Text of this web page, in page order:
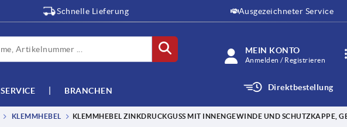
Schnelle Lieferung Ausgezeichneter Service
MEIN KONTO
Anmelden / Registrieren
SERVICE BRANCHEN Direktbestellung
KLEMMHEBEL KLEMMHEBEL ZINKDRUCKGUSS MIT INNENGEWINDE UND SCHUTZKAPPE,